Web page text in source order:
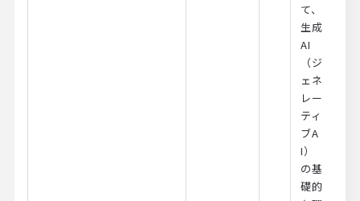
て、
生成
AI
（ジ
ェネ
レー
ティ
ブA
I）
の基
礎的